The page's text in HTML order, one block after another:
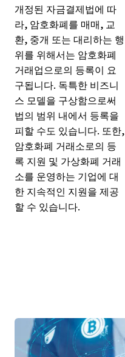
개정된 자금결제법에 따
라, 암호화폐를 매매, 교
환, 중개 또는 대리하는 행
위를 위해서는 암호화폐
거래업으로의 등록이 요
구됩니다. 독특한 비즈니
스 모델을 구상함으로써
법의 범위 내에서 등록을
피할 수도 있습니다. 또한,
암호화폐 거래소로의 등
록 지원 및 가상화폐 거래
소를 운영하는 기업에 대
한 지속적인 지원을 제공
할 수 있습니다.